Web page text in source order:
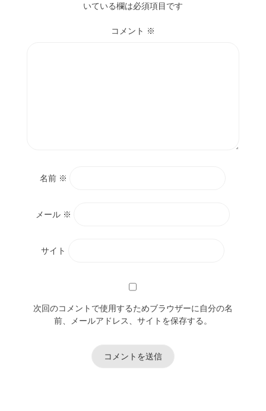
いている欄は必須項目です
コメント ※
名前 ※
メール ※
サイト
次回のコメントで使用するためブラウザーに自分の名
前、メールアドレス、サイトを保存する。